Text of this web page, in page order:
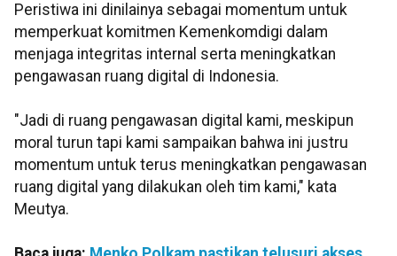
Peristiwa ini dinilainya sebagai momentum untuk
memperkuat komitmen Kemenkomdigi dalam
menjaga integritas internal serta meningkatkan
pengawasan ruang digital di Indonesia.
"Jadi di ruang pengawasan digital kami, meskipun
moral turun tapi kami sampaikan bahwa ini justru
momentum untuk terus meningkatkan pengawasan
ruang digital yang dilakukan oleh tim kami," kata
Meutya.